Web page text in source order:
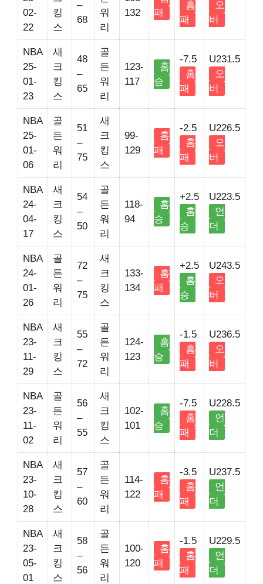
02-
22
킹
스
–
68
워
리
132
패
홈
패
오
버
NBA
25-
01-
23
새
크
킹
스
48
–
65
골
든
워
리
123-
117
홈
승
-7.5
홈
패
U231.5
오
버
NBA
25-
01-
06
골
든
워
리
51
–
75
새
크
킹
스
99-
129
홈
패
-2.5
홈
패
U226.5
오
버
NBA
24-
04-
17
새
크
킹
스
54
–
50
골
든
워
리
118-
94
홈
승
+2.5
홈
승
U223.5
언
더
NBA
24-
01-
26
골
든
워
리
72
–
75
새
크
킹
스
133-
134
홈
패
+2.5
홈
승
U243.5
오
버
NBA
23-
11-
29
새
크
킹
스
55
–
72
골
든
워
리
124-
123
홈
승
-1.5
홈
패
U236.5
오
버
NBA
23-
11-
02
골
든
워
리
56
–
55
새
크
킹
스
102-
101
홈
승
-7.5
홈
패
U228.5
언
더
NBA
23-
10-
28
새
크
킹
스
57
–
60
골
든
워
리
114-
122
홈
패
-3.5
홈
패
U237.5
언
더
NBA
23-
05-
01
새
크
킹
스
58
–
56
골
든
워
리
100-
120
홈
패
-1.5
홈
패
U229.5
언
더